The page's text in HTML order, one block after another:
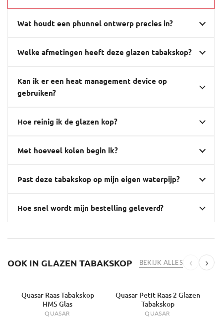
Wat houdt een phunnel ontwerp precies in?
Welke afmetingen heeft deze glazen tabakskop?
Kan ik er een heat management device op
gebruiken?
Hoe reinig ik de glazen kop?
Met hoeveel kolen begin ik?
Past deze tabakskop op mijn eigen waterpijp?
Hoe snel wordt mijn bestelling geleverd?
OOK IN GLAZEN TABAKSKOP BEKIJK ALLES ‹ ›
-44%
Quasar Raas Tabakskop
HMS Glas
QUASAR
-31%
Quasar Petit Raas 2 Glazen
Tabakskop
QUASAR